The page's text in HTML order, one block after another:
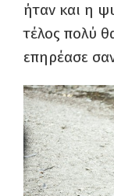
ήταν και η
τέλος πολύ
επηρέασε